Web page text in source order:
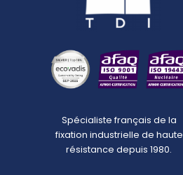
Spécialiste français de la
fixation industrielle de haute
résistance depuis 1980.